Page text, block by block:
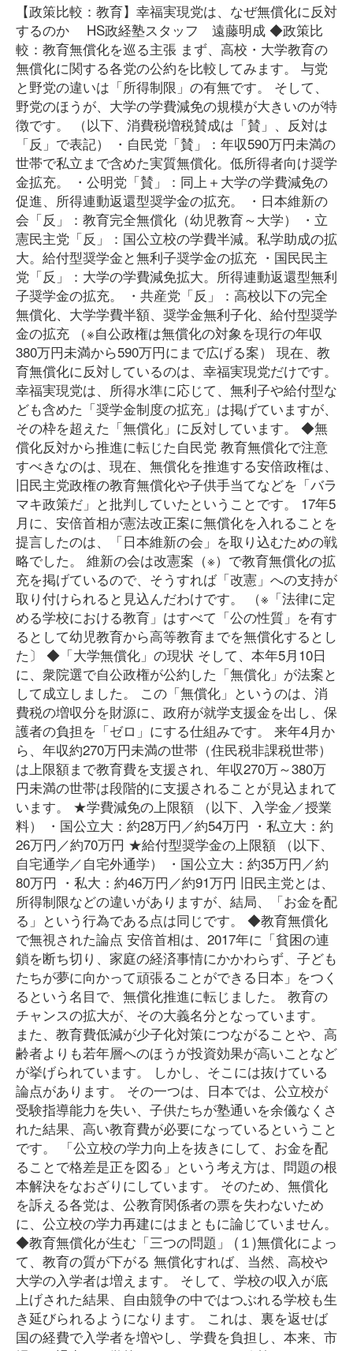
【政策比較：教育】幸福実現党は、なぜ無償化に反対
するのか HS政経塾スタッフ 遠藤明成 ◆政策比
較：教育無償化を巡る主張 まず、高校・大学教育の
無償化に関する各党の公約を比較してみます。 与党
と野党の違いは「所得制限」の有無です。 そして、
野党のほうが、大学の学費減免の規模が大きいのが特
徴です。 （以下、消費税増税賛成は「賛」、反対は
「反」で表記） ・自民党「賛」：年収590万円未満の
世帯で私立まで含めた実質無償化。低所得者向け奨学
金拡充。 ・公明党「賛」：同上＋大学の学費減免の
促進、所得連動返還型奨学金の拡充。 ・日本維新の
会「反」：教育完全無償化（幼児教育～大学） ・立
憲民主党「反」：国公立校の学費半減。私学助成の拡
大。給付型奨学金と無利子奨学金の拡充 ・国民民主
党「反」：大学の学費減免拡大。所得連動返還型無利
子奨学金の拡充。 ・共産党「反」：高校以下の完全
無償化、大学学費半額、奨学金無利子化、給付型奨学
金の拡充 （※自公政権は無償化の対象を現行の年収
380万円未満から590万円にまで広げる案） 現在、教
育無償化に反対しているのは、幸福実現党だけです。
幸福実現党は、所得水準に応じて、無利子や給付型な
ども含めた「奨学金制度の拡充」は掲げていますが、
その枠を超えた「無償化」に反対しています。 ◆無
償化反対から推進に転じた自民党 教育無償化で注意
すべきなのは、現在、無償化を推進する安倍政権は、
旧民主党政権の教育無償化や子供手当てなどを「バラ
マキ政策だ」と批判していたということです。 17年5
月に、安倍首相が憲法改正案に無償化を入れることを
提言したのは、「日本維新の会」を取り込むための戦
略でした。 維新の会は改憲案（※）で教育無償化の拡
充を掲げているので、そうすれば「改憲」への支持が
取り付けられると見込んだわけです。 （※「法律に定
める学校における教育」はすべて「公の性質」を有す
るとして幼児教育から高等教育までを無償化するとし
た〕 ◆「大学無償化」の現状 そして、本年5月10日
に、衆院選で自公政権が公約した「無償化」が法案と
して成立しました。 この「無償化」というのは、消
費税の増収分を財源に、政府が就学支援金を出し、保
護者の負担を「ゼロ」にする仕組みです。 来年4月か
ら、年収約270万円未満の世帯（住民税非課税世帯）
は上限額まで教育費を支援され、年収270万～380万
円未満の世帯は段階的に支援されることが見込まれて
います。 ★学費減免の上限額 （以下、入学金／授業
料） ・国公立大：約28万円／約54万円 ・私立大：約
26万円／約70万円 ★給付型奨学金の上限額 （以下、
自宅通学／自宅外通学） ・国公立大：約35万円／約
80万円 ・私大：約46万円／約91万円 旧民主党とは、
所得制限などの違いがありますが、結局、「お金を配
る」という行為である点は同じです。 ◆教育無償化
で無視された論点 安倍首相は、2017年に「貧困の連
鎖を断ち切り、家庭の経済事情にかかわらず、子ども
たちが夢に向かって頑張ることができる日本」をつく
るという名目で、無償化推進に転じました。 教育の
チャンスの拡大が、その大義名分となっています。
また、教育費低減が少子化対策につながることや、高
齢者よりも若年層へのほうが投資効果が高いことなど
が挙げられています。 しかし、そこには抜けている
論点があります。 その一つは、日本では、公立校が
受験指導能力を失い、子供たちが塾通いを余儀なくさ
れた結果、高い教育費が必要になっているということ
です。 「公立校の学力向上を抜きにして、お金を配
ることで格差是正を図る」という考え方は、問題の根
本解決をなおざりにしています。 そのため、無償化
を訴える各党は、公教育関係者の票を失わないため
に、公立校の学力再建にはまともに論じていません。
◆教育無償化が生む「三つの問題」 (１)無償化によっ
て、教育の質が下がる 無償化すれば、当然、高校や
大学の入学者は増えます。 そして、学校の収入が底
上げされた結果、自由競争の中ではつぶれる学校も生
き延びられるようになります。 これは、裏を返せば
国の経費で入学者を増やし、学費を負担し、本来、市